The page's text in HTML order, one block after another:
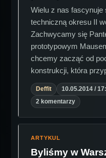
Wielu z nas
techniczną okresu II
Zachwycamy się
prototypowym
chcemy zacząć od
konstrukcji, która
Deffit 10.05.2014 /
2 komentarzy
ARTYKUL
Byliśmy w